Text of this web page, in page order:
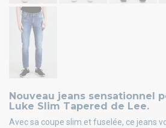
Nouveau jeans sensationnel
Luke Slim Tapered de Lee.
Avec sa coupe slim et fuselée, ce jeans